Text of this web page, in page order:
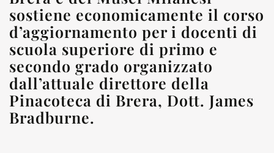
sostiene economicamente il corso
d’aggiornamento per i docenti di
scuola superiore di primo e
secondo grado organizzato
dall’attuale direttore della
Pinacoteca di Brera, Dott. James
Bradburne.